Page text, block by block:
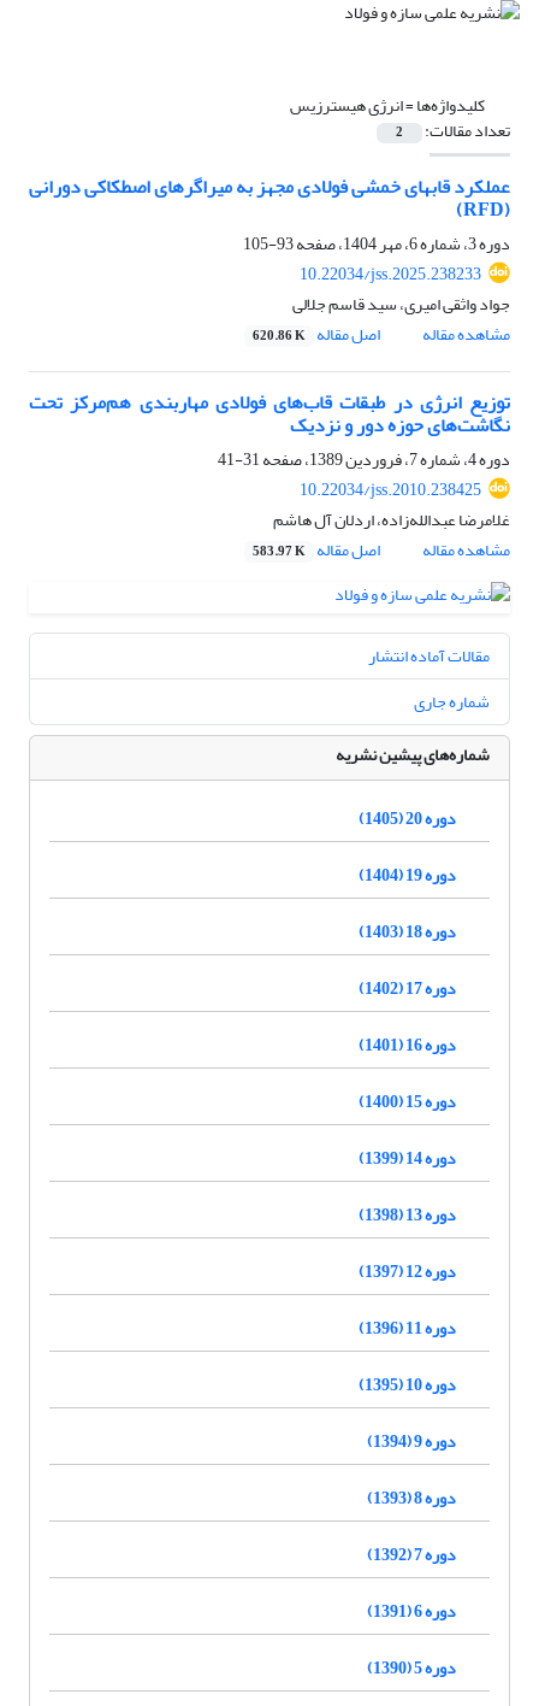
کلیدواژه‌ها =انرژی هیسترزیس
تعداد مقالات: 2
عملکرد قابهای خمشی فولادی مجهز به میراگرهای اصطکاکی دورانی
(RFD)
دوره 3، شماره 6، مهر 1404، صفحه
93-105
10.22034/jss.2025.238233
جواد واثقی امیری، سید قاسم جلالی
مشاهده مقاله
اصل مقاله 620.86 K
توزیع انرژی در طبقات قاب‌های فولادی مهاربندی هم‌مرکز تحت
نگاشت‌های حوزه دور و نزدیک
دوره 4، شماره 7، فروردین 1389، صفحه
31-41
10.22034/jss.2010.238425
غلامرضا عبدالله‌زاده، اردلان آل هاشم
مشاهده مقاله
اصل مقاله 583.97 K
مقالات آماده انتشار
شماره جاری
شماره‌های پیشین نشریه
دوره 20 (1405)
دوره 19 (1404)
دوره 18 (1403)
دوره 17 (1402)
دوره 16 (1401)
دوره 15 (1400)
دوره 14 (1399)
دوره 13 (1398)
دوره 12 (1397)
دوره 11 (1396)
دوره 10 (1395)
دوره 9 (1394)
دوره 8 (1393)
دوره 7 (1392)
دوره 6 (1391)
دوره 5 (1390)